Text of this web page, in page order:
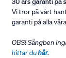
Vi tror på vårt
garanti på alla
OBS! Sängben
hittar duhär.